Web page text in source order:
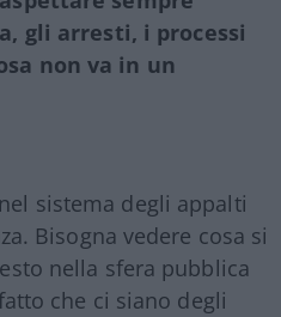
gli arresti, i processi
non va in un
sistema degli appalti
Bisogna vedere cosa si
nella sfera pubblica
che ci siano degli